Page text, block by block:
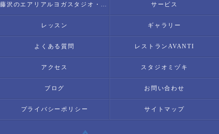
藤沢のエアリアルヨガスタジオ・スタジオミヅキの内容について サービス
レッスン ギャラリー
よくある質問 レストランAVANTI
アクセス スタジオミヅキ
ブログ お問い合わせ
プライバシーポリシー サイトマップ